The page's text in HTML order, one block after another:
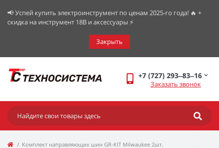
📢 Успей купить электроинструмент по ценам 2025-го года! 🔥 +
скидка на инструмент 18В и аксессуары ⚡️
Закрыть
+7 (727) 293‒83‒16
Заказать звонок
Комплект направляющих шин GR-KIT Milwaukee 2шт.